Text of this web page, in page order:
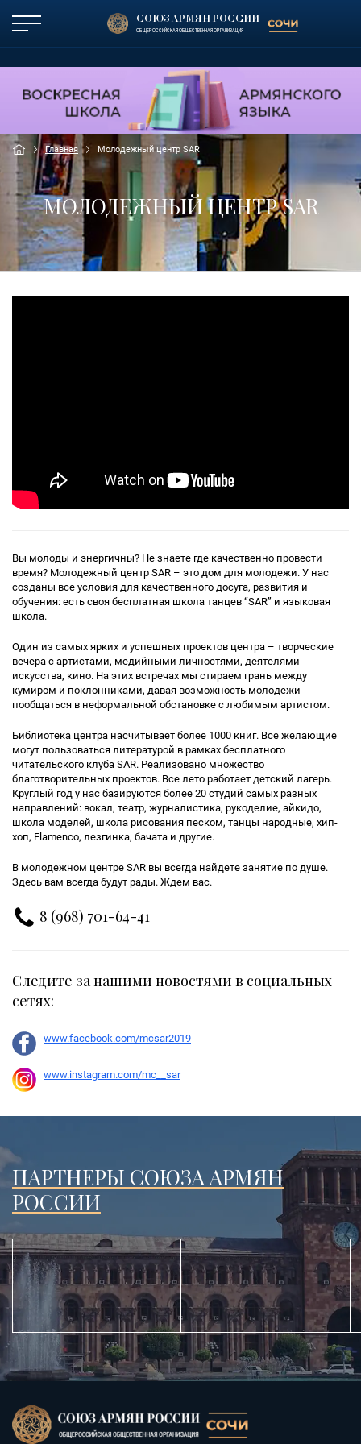
СОЮЗ АРМЯН РОССИИ
ОБЩЕРОССИЙСКАЯ ОБЩЕСТВЕННАЯ ОРГАНИЗАЦИЯ
Главная Молодежный центр SAR
МОЛОДЕЖНЫЙ ЦЕНТР SAR
Вы молоды и энергичны? Не знаете где качественно провести
время? Молодежный центр SAR – это дом для молодежи. У нас
созданы все условия для качественного досуга, развития и
обучения: есть своя бесплатная школа танцев “SAR” и языковая
школа.
Один из самых ярких и успешных проектов центра – творческие
вечера с артистами, медийными личностями, деятелями
искусства, кино. На этих встречах мы стираем грань между
кумиром и поклонниками, давая возможность молодежи
пообщаться в неформальной обстановке с любимым артистом.
Библиотека центра насчитывает более 1000 книг. Все желающие
могут пользоваться литературой в рамках бесплатного
читательского клуба SAR. Реализовано множество
благотворительных проектов. Все лето работает детский лагерь.
Круглый год у нас базируются более 20 студий самых разных
направлений: вокал, театр, журналистика, рукоделие, айкидо,
школа моделей, школа рисования песком, танцы народные, хип-
хоп, Flamenco, лезгинка, бачата и другие.
В молодежном центре SAR вы всегда найдете занятие по душе.
Здесь вам всегда будут рады. Ждем вас.
8 (968) 701-64-41
Следите за нашими новостями в социальных
сетях:
www.facebook.com/mcsar2019
www.instagram.com/mc__sar
ПАРТНЕРЫ СОЮЗА АРМЯН
РОССИИ